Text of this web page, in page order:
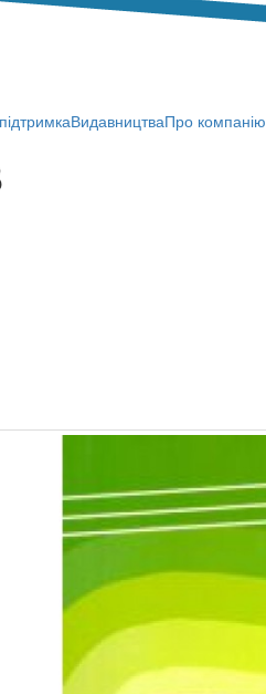
ВидавництваПро компанію